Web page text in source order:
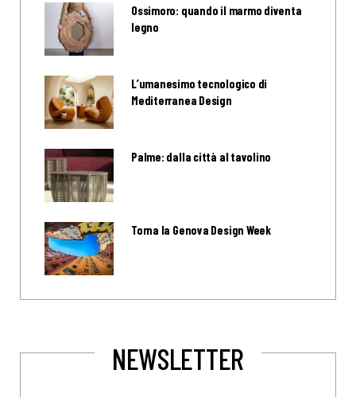
Ossimoro: quando il marmo diventa
legno
L’umanesimo tecnologico di
Mediterranea Design
Palme: dalla città al tavolino
Torna la Genova Design Week
NEWSLETTER